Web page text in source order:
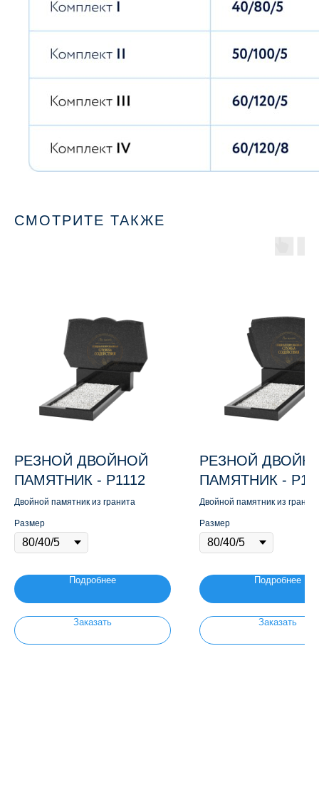
СМОТРИТЕ ТАКЖЕ
РЕЗНОЙ ДВОЙНОЙ
ПАМЯТНИК - Р1112
Двойной памятник из гранита
Размер
Подробнее
Заказать
РЕЗНОЙ
ПАМЯТНИК -
Двойной памятник из
Размер
Подробнее
Заказать